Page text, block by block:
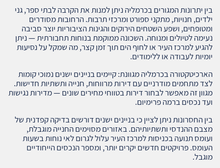
בין יתרונות המגורים בכרמליה ניתן למנות את הקרבה לבתי ספר, גני
ילדים, חנויות, מתקני ספורט ומרכזי תרבות. הרחובות מסודרים
ומטופחים, ושפע השטחים הירוקים והגינות הציבוריות יוצר סביבה
נעימה לטיולים ומנוחה. השכונה ממוקמת בנוחות תחבורתית — ניתן
להגיע למרכז העיר או לחוף הים תוך זמן קצר, מה שמקל על נסיעות
יומיות לעבודה או ללימודים.
הארכיטקטורה בכרמליה מגוונת: קיימים בניינים ישנים נמוכי קומות
לצד מתחמים מודרניים עם דירות מרווחות, חנייה ותשתיות חדישות.
מגוון זה מאפשר לבחור דירות בטווחי מחירים שונים — מדירות נגישות
ועד נכסים ברמה פרימיום.
בין החסרונות ניתן לציין כי בניינים ישנים דורשים בדיקה קפדנית של
מצבם ההנדסי ותשתיותיהם. באזורים מסוימים החנייה מוגבלת,
ועומס תנועה בכניסות למרכז העיר עלול לגרום לאי נוחות בשעות
העומס. פרויקטים חדשים יקרים יותר, ומספר הנכסים הייחודיים
מוגבל.